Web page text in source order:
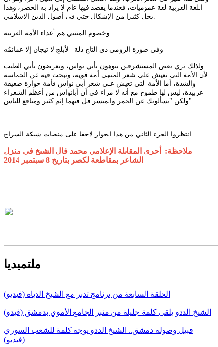
اللغة العربية لغة عموميات، فعندما يقصد فيها عام لا يراد به الحصر، وهذا
وخصوم المتنبي هم أعداء الأمة العربية :
وفى صورة الرومي ذي التاج ذلة لأبلج لا تيجان إلا عمائمُه
ولذلك تري بعض المستشرقين ينوهون بأبي نواس، ويعرضون بأبي الطيب
لأن الأمة التي تعيش على شعر المتنبي أمة قوية، وتبحث فيه عن الحماسة
والشدة، أما الأمة التي تعيش على شعر أبي نواس فأمة خوارة ضعيفة
عربيدة، ليس لها طموح مع أنه لا مراء فى أن أبانواس من أعظم الشعراء
ولكن "يسألونك عن الخمر والميسر قل فيهما إثم كثير ومنافع للناس".
انتظروا الجزء الثاني من هذا الحوار لاحقا على منصات شبكة السراج
ملاحظة: أجرى المقابلة الإعلامي محمد فال الشيخ في منزل
الشاعر بمقاطعة لكصر بتاريخ 8 سبتمبر 2014
ملتميديا
الحلقة السابعة من برنامج تدبر مع الشيخ الدياه (فيديو)
الشيخ الددو يلقى كلمة جليلة من منبر الجامع الأموي بدمشق (فيدو)
قبيل وصوله دمشق.. الشيخ الددو يوجه كلمة للشعب السوري
(فيديو)